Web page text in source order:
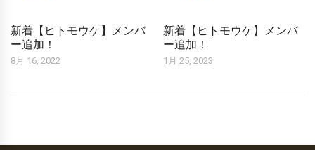
新着【ヒトモウケ】メンバ
ー追加！
8月 16, 2022
新着【ヒトモウケ】メンバ
ー追加！
1月 25, 2023